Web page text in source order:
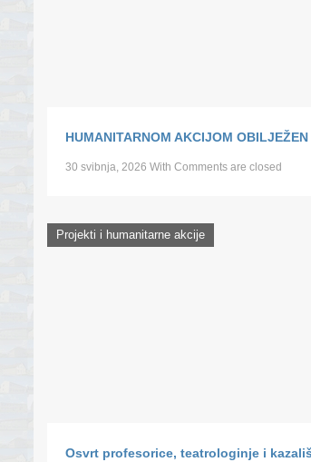
HUMANITARNOM AKCIJOM
30 svibnja, 2026 With Comments are closed
Projekti i humanitarne akcije
Osvrt profesorice, teatrologinje i